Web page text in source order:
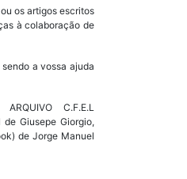
os artigos escritos
à colaboração de
a vossa ajuda
C.F.E.L
Giusepe Giorgio,
de Jorge Manuel